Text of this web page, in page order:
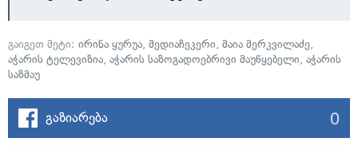
გაიგეთ მეტი: ირინა ყურუა, მედიაჩეკერი, მაია მერკვილაძე,
აჭარის ტელევიზია, აჭარის საზოგადოებრივი მაუწყებელი, აჭარის
საზმაუ
გაზიარება 0